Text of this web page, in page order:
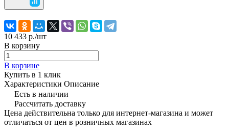
10 433 р./шт
В корзину
В корзине
Купить в 1 клик
Характеристики Описание
Есть в наличии
Рассчитать доставку
Цена действительна только для интернет-магазина и может
отличаться от цен в розничных магазинах